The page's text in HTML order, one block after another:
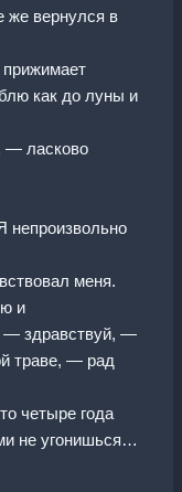
же вернулся в
как до луны и
— ласково
непроизвольно
меня.
и
— здравствуй, —
траве, — рад
четыре года
не угонишься…